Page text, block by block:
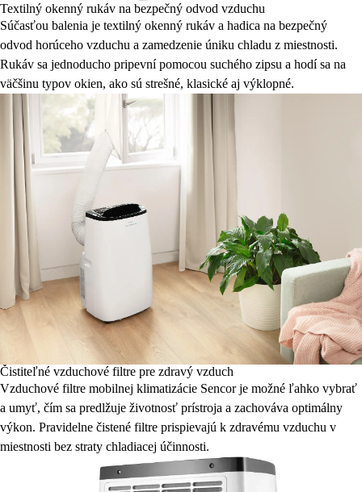
Textilný okenný rukáv na bezpečný odvod vzduchu
Súčasťou balenia je textilný okenný rukáv a hadica na bezpečný
odvod horúceho vzduchu a zamedzenie úniku chladu z miestnosti.
Rukáv sa jednoducho pripevní pomocou suchého zipsu a hodí sa na
väčšinu typov okien, ako sú strešné, klasické aj výklopné.
Čistiteľné vzduchové filtre pre zdravý vzduch
Vzduchové filtre mobilnej klimatizácie Sencor je možné ľahko vybrať
a umyť, čím sa predlžuje životnosť prístroja a zachováva optimálny
výkon. Pravidelne čistené filtre prispievajú k zdravému vzduchu v
miestnosti bez straty chladiacej účinnosti.